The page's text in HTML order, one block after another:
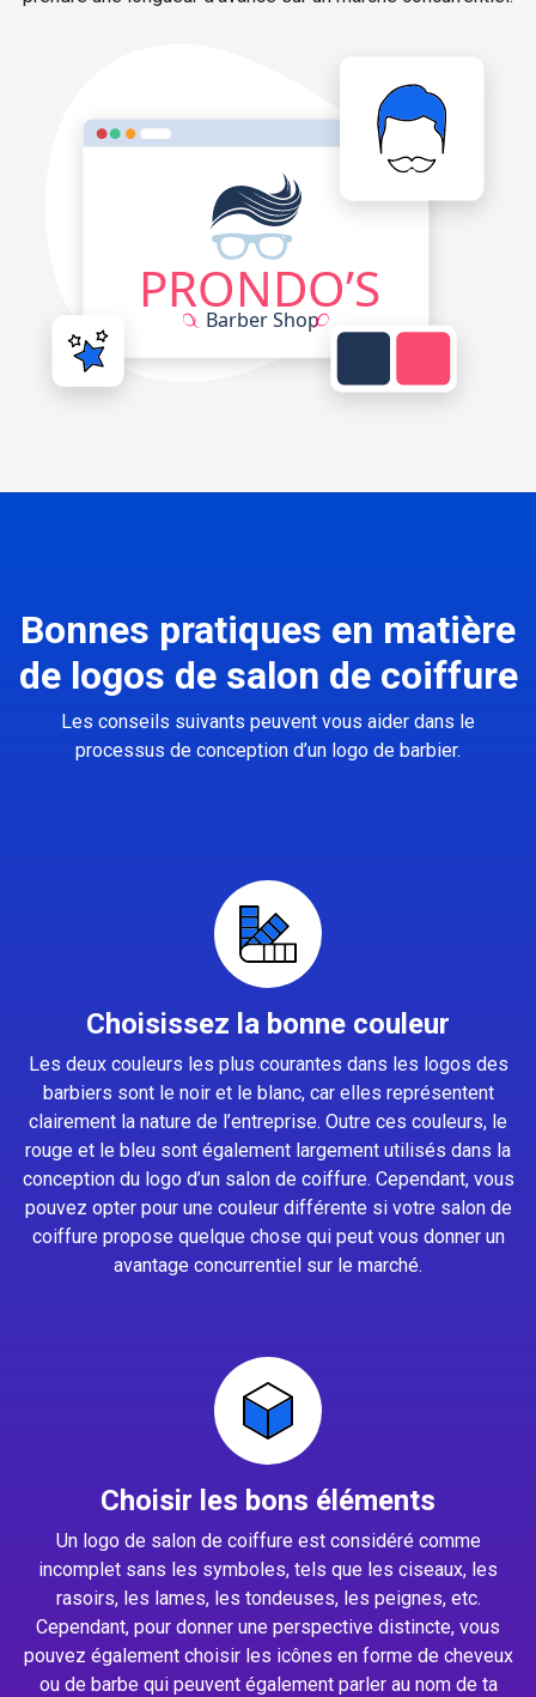
Bonnes pratiques en matière
de logos de salon de coiffure
Les conseils suivants peuvent vous aider dans le
processus de conception d’un logo de barbier.
Choisissez la bonne couleur
Les deux couleurs les plus courantes dans les logos des
barbiers sont le noir et le blanc, car elles représentent
clairement la nature de l’entreprise. Outre ces couleurs, le
rouge et le bleu sont également largement utilisés dans la
conception du logo d’un salon de coiffure. Cependant, vous
pouvez opter pour une couleur différente si votre salon de
coiffure propose quelque chose qui peut vous donner un
avantage concurrentiel sur le marché.
Choisir les bons éléments
Un logo de salon de coiffure est considéré comme
incomplet sans les symboles, tels que les ciseaux, les
rasoirs, les lames, les tondeuses, les peignes, etc.
Cependant, pour donner une perspective distincte, vous
pouvez également choisir les icônes en forme de cheveux
ou de barbe qui peuvent également parler au nom de ta